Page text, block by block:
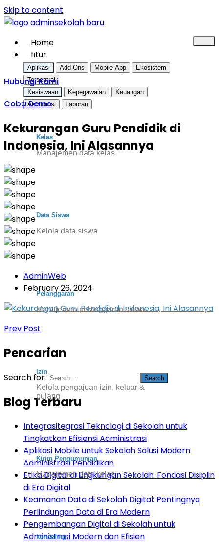
Skip to content
Home
fitur
Aplikasi Add-Ons Mobile App
Ekosistem
Tersentral
Kesiswaan
Kepegawaian
Keuangan
Akuntansi
Laporan
Kelas
Manajemen data kelas
Data Siswa
Kelola data siswa
Pelanggaran
Manajemen pelanggaran siswa
Izin
Kelola pengajuan izin, keluar &
pulang
Kirim Pengumuman
Manajemen data kelas
konseling
Hubungi Kami
Coba Demo
Kekurangan Guru Pendidik di
Indonesia, Ini Alasannya
AdminWeb
February 26, 2024
Prev Post
Pencarian
Search for:
Blog Terbaru
Integrasitegrasi Teknologi di Sekolah untuk
Tingkatkan Efisiensi Administrasi
Aplikasi Mobile untuk Sekolah Solusi Modern
Administrasi Pendidikan
Etika Digital di Lingkungan Sekolah: Fondasi Disiplin
di Era Digital
Keamanan Data di Sekolah Digital: Pentingnya
Perlindungan Data di Era Modern
Pengembangan Digital di Sekolah untuk
Administrasi Modern dan Efisien